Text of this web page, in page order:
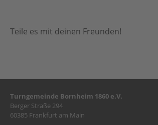
Teile es mit deinen Freunden!
Turngemeinde Bornheim 1860 e.V.
Berger Straße 294
60385 Frankfurt am Main